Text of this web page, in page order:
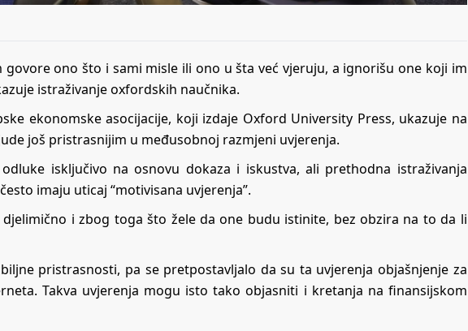
govore ono što i sami misle ili ono u šta već vjeruju, a ignorišu one koji im
istraživanje oxfordskih naučnika.
ekonomske asocijacije, koji izdaje Oxford University Press, ukazuje na
još pristrasnijim u međusobnoj razmjeni uvjerenja.
isključivo na osnovu dokaza i iskustva, ali prethodna istraživanja
imaju uticaj “motivisana uvjerenja”.
i zbog toga što žele da one budu istinite, bez obzira na to da li
pristrasnosti, pa se pretpostavljalo da su ta uvjerenja objašnjenje za
Takva uvjerenja mogu isto tako objasniti i kretanja na finansijskom